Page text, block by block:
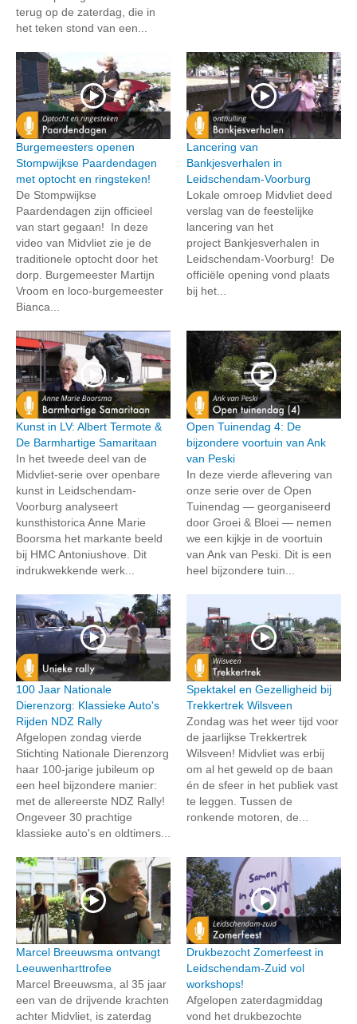
terug op de zaterdag, die in
het teken stond van een...
Burgemeesters openen
Stompwijkse Paardendagen
met optocht en ringsteken!
De Stompwijkse
Paardendagen zijn officieel
van start gegaan! In deze
video van Midvliet zie je de
traditionele optocht door het
dorp. Burgemeester Martijn
Vroom en loco-burgemeester
Bianca...
Lancering van
Bankjesverhalen in
Leidschendam-Voorburg
Lokale omroep Midvliet deed
verslag van de feestelijke
lancering van het
project Bankjesverhalen in
Leidschendam-Voorburg! De
officiële opening vond plaats
bij het...
Kunst in LV: Albert Termote &
De Barmhartige Samaritaan
In het tweede deel van de
Midvliet-serie over openbare
kunst in Leidschendam-
Voorburg analyseert
kunsthistorica Anne Marie
Boorsma het markante beeld
bij HMC Antoniushove. Dit
indrukwekkende werk...
Open Tuinendag 4: De
bijzondere voortuin van Ank
van Peski
In deze vierde aflevering van
onze serie over de Open
Tuinendag — georganiseerd
door Groei & Bloei — nemen
we een kijkje in de voortuin
van Ank van Peski. Dit is een
heel bijzondere tuin...
100 Jaar Nationale
Dierenzorg: Klassieke Auto's
Rijden NDZ Rally
Afgelopen zondag vierde
Stichting Nationale Dierenzorg
haar 100-jarige jubileum op
een heel bijzondere manier:
met de allereerste NDZ Rally!
Ongeveer 30 prachtige
klassieke auto's en oldtimers...
Spektakel en Gezelligheid bij
Trekkertrek Wilsveen
Zondag was het weer tijd voor
de jaarlijkse Trekkertrek
Wilsveen! Midvliet was erbij
om al het geweld op de baan
én de sfeer in het publiek vast
te leggen. Tussen de
ronkende motoren, de...
Marcel Breeuwsma ontvangt
Leeuwenharttrofee
Marcel Breeuwsma, al 35 jaar
een van de drijvende krachten
achter Midvliet, is zaterdag
Drukbezocht Zomerfeest in
Leidschendam-Zuid vol
workshops!
Afgelopen zaterdagmiddag
vond het drukbezochte